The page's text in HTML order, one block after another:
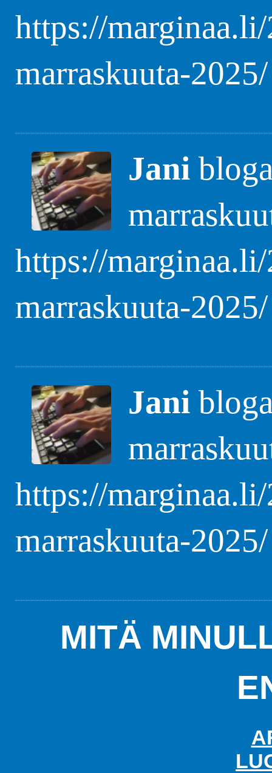
https://
marraskuuta-2025/
Jani
https://
marraskuuta-2025/
Jani
https://
marraskuuta-2025/
MITÄ